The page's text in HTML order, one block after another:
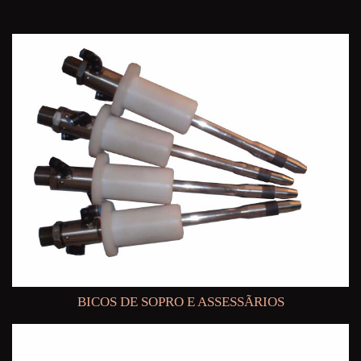
BICOS DE SOPRO E ASSESSÃRIOS